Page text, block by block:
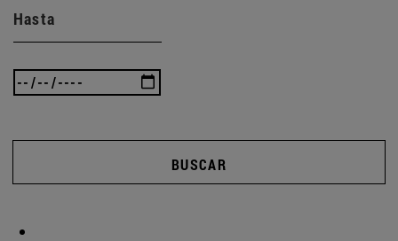
Hasta
BUSCAR